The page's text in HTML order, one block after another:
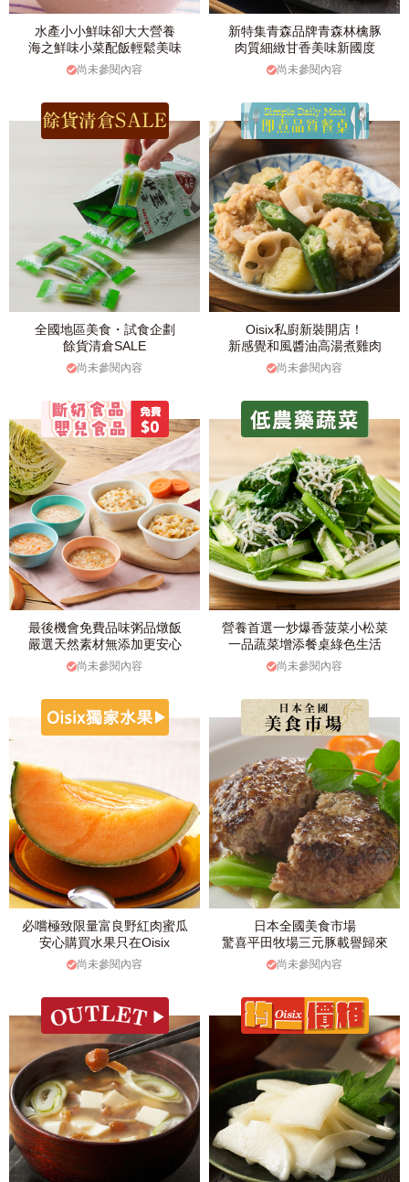
水產小小鮮味卻大大營養
海之鮮味小菜配飯輕鬆美味
尚未參閱內容
新特集青森品牌青森林檎豚
肉質細緻甘香美味新國度
尚未參閱內容
全國地區美食・試食企劃
餘貨清倉SALE
尚未參閱內容
Oisix私廚新裝開店！
新感覺和風醬油高湯煮雞肉
尚未參閱內容
最後機會免費品味粥品燉飯
嚴選天然素材無添加更安心
尚未參閱內容
營養首選一炒爆香菠菜小松菜
一品蔬菜增添餐桌綠色生活
尚未參閱內容
必嚐極致限量富良野紅肉蜜瓜
安心購買水果只在Oisix
尚未參閱內容
日本全國美食市場
驚喜平田牧場三元豚載譽歸來
尚未參閱內容